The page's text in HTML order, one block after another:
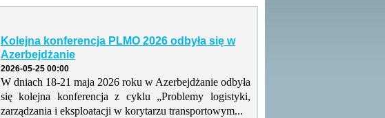
Kolejna konferencja PLMO 2026 odbyła się w
Azerbejdżanie
2026-05-25 00:00
W dniach 18-21 maja 2026 roku w Azerbejdżanie odbyła
się kolejna konferencja z cyklu „Problemy logistyki,
zarządzania i eksploatacji w korytarzu transportowym...